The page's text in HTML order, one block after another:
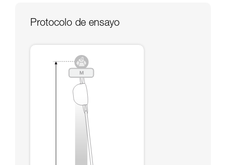
su actividad. Pueden existir otras que no
Protocolo de ensayo